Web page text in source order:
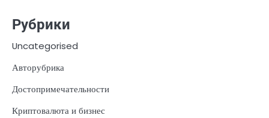
Рубрики
Uncategorised
Авторубрика
Достопримечательности
Криптовалюта и бизнес